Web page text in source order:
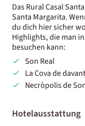
Das Rural Casal
Santa Margarita.
du dich hier sicher
Highlights, die man
besuchen kann:
Son Real
La Cova de
Necròpolis de
Hotelausstattung